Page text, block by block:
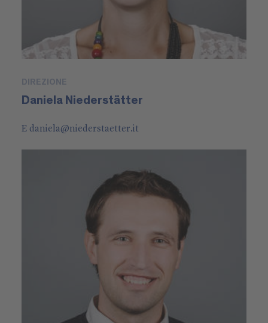
DIREZIONE
Daniela Niederstätter
E daniela@niederstaetter.it